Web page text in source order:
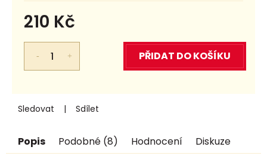
210 Kč
Měrná
cena:
PŘIDAT DO KOŠÍKU
Sledovat Sdílet
Popis Podobné (8) Hodnocení Diskuze